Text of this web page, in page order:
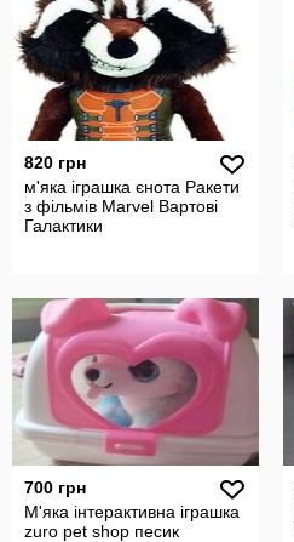
820 грн
м'яка іграшка єнота Ракети
з фільмів Marvel Вартові
Галактики
700 грн
М'яка інтерактивна іграшка
zuro pet shop песик